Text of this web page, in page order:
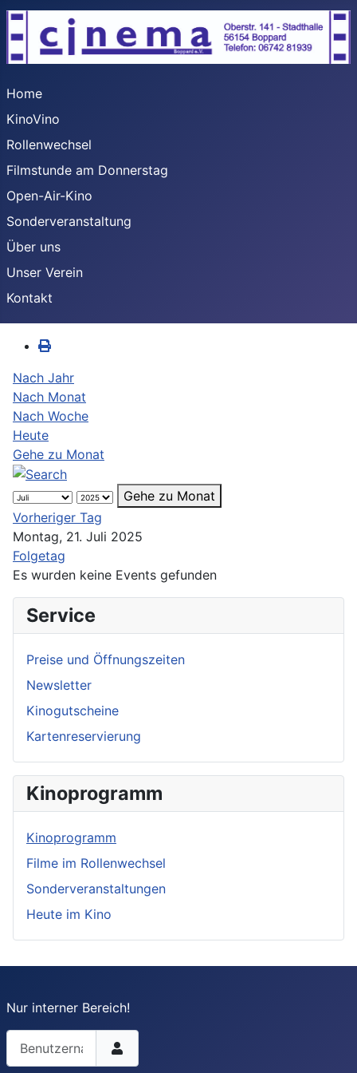
Home
KinoVino
Rollenwechsel
Filmstunde am Donnerstag
Open-Air-Kino
Sonderveranstaltung
Über uns
Unser Verein
Kontakt
Nach Jahr
Nach Monat
Nach Woche
Heute
Gehe zu Monat
Gehe zu Monat
Vorheriger Tag
Montag, 21. Juli 2025
Folgetag
Es wurden keine Events gefunden
Service
Preise und Öffnungszeiten
Newsletter
Kinogutscheine
Kartenreservierung
Kinoprogramm
Kinoprogramm
Filme im Rollenwechsel
Sonderveranstaltungen
Heute im Kino
Nur interner Bereich!